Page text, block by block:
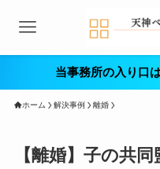
当事務所の入り口
ホーム 解決事例 離婚
【離婚】子の共